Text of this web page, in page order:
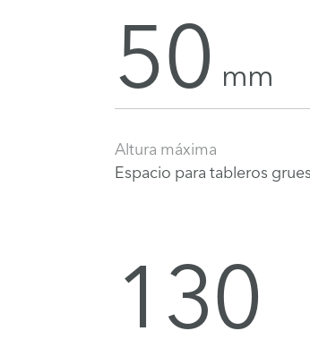
50 mm
Altura máxima
Espacio para tableros
130